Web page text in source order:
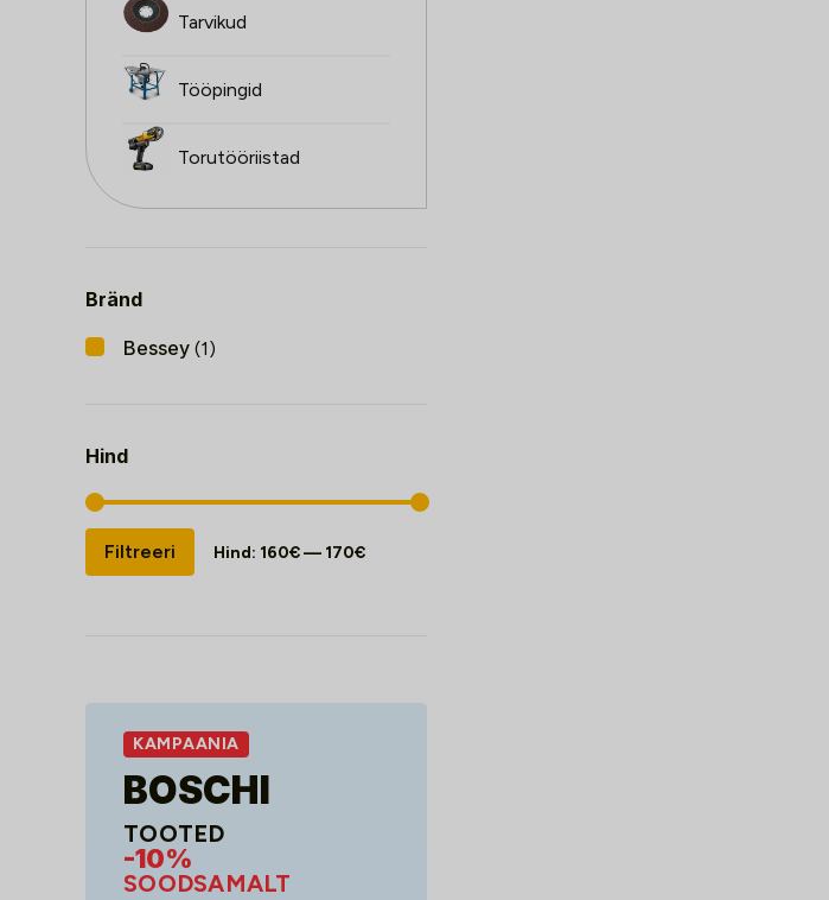
Tarvikud
Tööpingid
Torutööriistad
Bränd
Bessey (1)
Hind
Minimaalne
hind
Maksimaalne
hind
Filtreeri Hind: 160€— 170€
KAMPAANIA
BOSCHI
TOOTED
-10%
SOODSAMALT